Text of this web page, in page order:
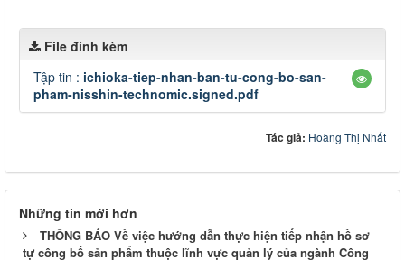
File đính kèm
Tập tin : ichioka-tiep-nhan-ban-tu-cong-bo-san-
pham-nisshin-technomic.signed.pdf
Tác giả: Hoàng Thị Nhất
Những tin mới hơn
THÔNG BÁO Về việc hướng dẫn thực hiện tiếp nhận hồ sơ
tự công bố sản phẩm thuộc lĩnh vực quản lý của ngành Công